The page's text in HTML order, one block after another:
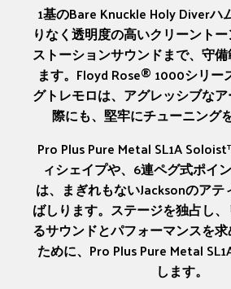
1基のBare Knuckle Holy Diverハ
りなく透明度の高いクリーント
ストーションサウンドまで、守
ます。Floyd Rose® 1000シリー
グトレモロは、アグレッシブな
際にも、堅牢にチューニング
Pro Plus Pure Metal SL1A
ィシェイプや、6連ペグ式ポイ
は、まぎれもないJacksonのアテ
ばしります。ステージを独占し
るサウンドとパフォーマンスを
ために、Pro Plus Pure Metal
します。